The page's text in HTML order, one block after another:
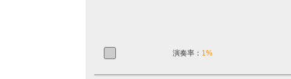
演奏率： 1%